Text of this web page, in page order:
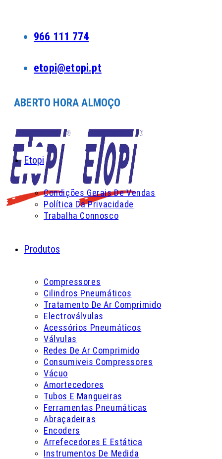
966 111 774
etopi@etopi.pt
ABERTO HORA ALMOÇO
Etopi
Condições Gerais De Vendas
Política Da Privacidade
Trabalha Connosco
Produtos
Compressores
Cilindros Pneumáticos
Tratamento De Ar Comprimido
Electroválvulas
Acessórios Pneumáticos
Válvulas
Redes De Ar Comprimido
Consumiveis Compressores
Vácuo
Amortecedores
Tubos E Mangueiras
Ferramentas Pneumáticas
Abraçadeiras
Encoders
Arrefecedores E Estática
Instrumentos De Medida